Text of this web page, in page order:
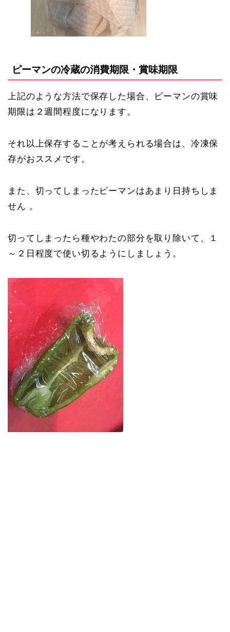
ピーマンの冷蔵の消費期限・賞味期限
上記のような方法で保存した場合、ピーマンの賞味
期限は２週間程度になります。
それ以上保存することが考えられる場合は、冷凍保
存がおススメです。
また、切ってしまったピーマンはあまり日持ちしま
せん 。
切ってしまったら種やわたの部分を取り除いて、１
～２日程度で使い切るようにしましょう。